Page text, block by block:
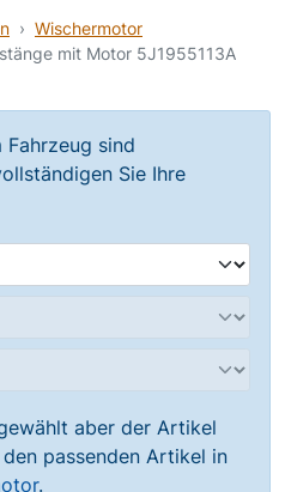
Wischermotor
mit Motor 5J1955113A
Fahrzeug sind
Sie Ihre
aber der Artikel
passenden Artikel in
.